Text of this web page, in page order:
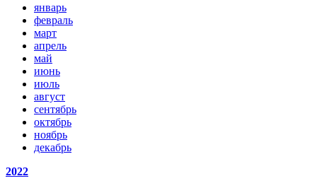
январь
февраль
март
апрель
май
июнь
июль
август
сентябрь
октябрь
ноябрь
декабрь
2022